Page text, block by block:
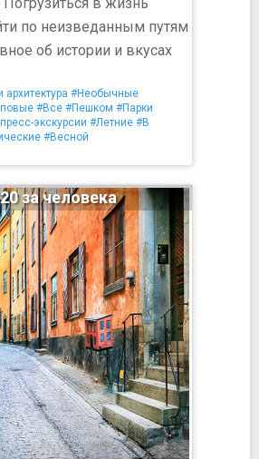
по неизведанным путям
об истории и вкусах
архитектура #Необычные
#Все #Пешком #Парки
экскурсии #Летние #В
#Весной
за человека